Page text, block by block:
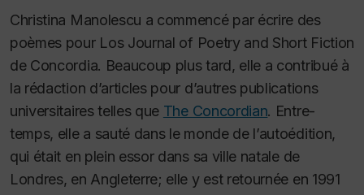
Christina Manolescu a commencé par écrire des
poèmes pour Los Journal of Poetry and Short Fiction
de Concordia. Beaucoup plus tard, elle a contribué à
la rédaction d’articles pour d’autres publications
universitaires telles que The Concordian. Entre-
temps, elle a sauté dans le monde de l’autoédition,
qui était en plein essor dans sa ville natale de
Londres, en Angleterre; elle y est retournée en 1991